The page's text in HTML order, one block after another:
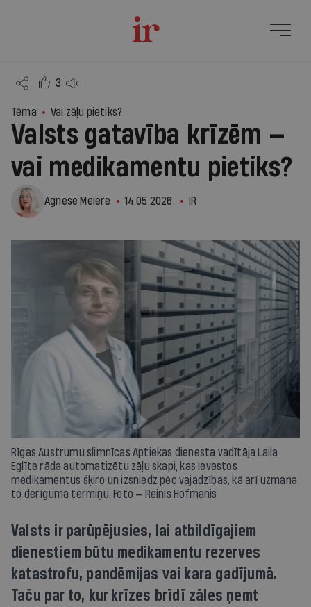
3
Tēma Vai zāļu pietiks?
Valsts gatavība krīzēm —
vai medikamentu pietiks?
Agnese Meiere 14.05.2026. IR
Rīgas Austrumu slimnīcas Aptiekas dienesta vadītāja Laila
Eglīte rāda automatizētu zāļu skapi, kas ievestos
medikamentus šķiro un izsniedz pēc vajadzības, kā arī uzmana
to derīguma termiņu. Foto — Reinis Hofmanis
Valsts ir parūpējusies, lai atbildīgajiem
dienestiem būtu medikamentu rezerves
katastrofu, pandēmijas vai kara gadījumā.
Taču par to, kur krīzes brīdī zāles ņemt